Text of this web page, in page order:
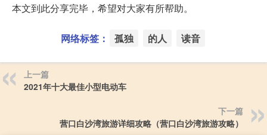
本文到此分享完毕，希望对大家有所帮助。
网络标签： 孤独 的人 读音
上一篇
2021年十大最佳小型电动车
下一篇
营口白沙湾旅游详细攻略（营口白沙湾旅游攻略）